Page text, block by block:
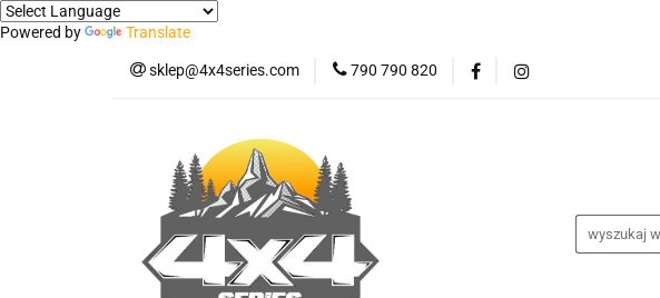
Powered by Translate
sklep@4x4series.com 790 790 820
Pick-up
Osłony - Owiewki - Spojlery